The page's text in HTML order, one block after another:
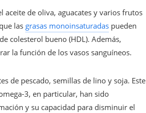
aceite de oliva, aguacates y varios frutos
las grasas monoinsaturadas pueden
colesterol bueno (HDL). Además,
la función de los vasos sanguíneos.
de pescado, semillas de lino y soja. Este
3, en particular, han sido
y su capacidad para disminuir el